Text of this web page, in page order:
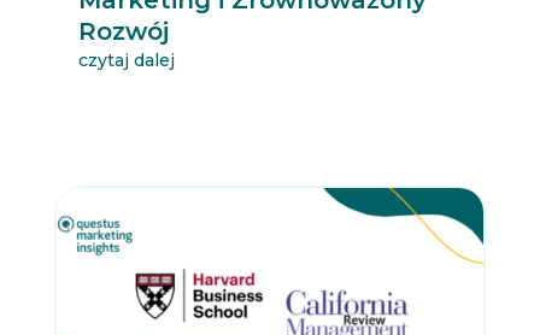
Rozwój
czytaj dalej